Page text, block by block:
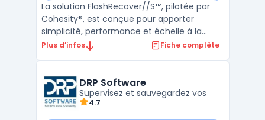
La solution FlashRecover//S™, pilotée par
Cohesity®, est conçue pour apporter
simplicité, performance et échelle à la
stratégie de protection des données. Elle
processus de sauvegarde et reprise,
permettant ainsi une concentrati ...
Plus d’infos Fiche complète
DRP Software
Supervisez et sauvegardez vos
4.7